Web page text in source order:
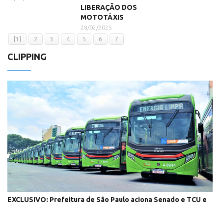
LIBERAÇÃO DOS
MOTOTÁXIS
28/02/2025
[1]
2 3 4 5 6 7
CLIPPING
EXCLUSIVO: Prefeitura de São Paulo aciona Senado e TCU e